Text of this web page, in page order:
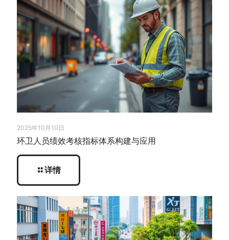
2025年10月10日
环卫人员绩效考核指标体系构建与应用
详情